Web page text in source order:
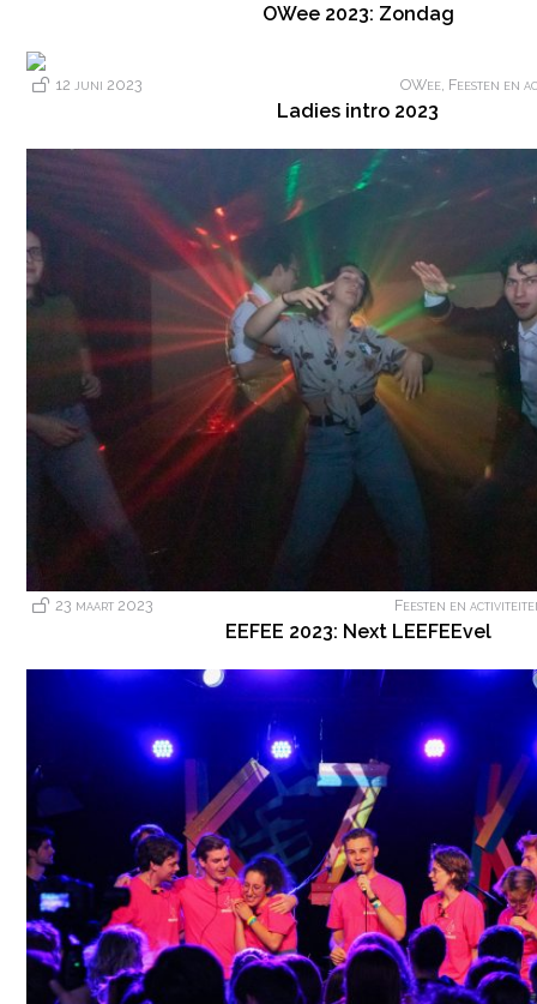
OWee 2023: Zondag
12 juni 2023 OWee Feesten en
Ladies intro 2023
23 maart 2023 Feesten en
EEFEE 2023: Next LEEFEEvel